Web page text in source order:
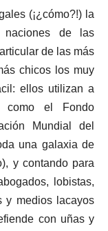
(¡¿cómo?!) la
de las
de las más
chicos los muy
ellos utilizan a
como el Fondo
Mundial del
una galaxia de
y contando para
lobistas,
y medios lacayos
con uñas y